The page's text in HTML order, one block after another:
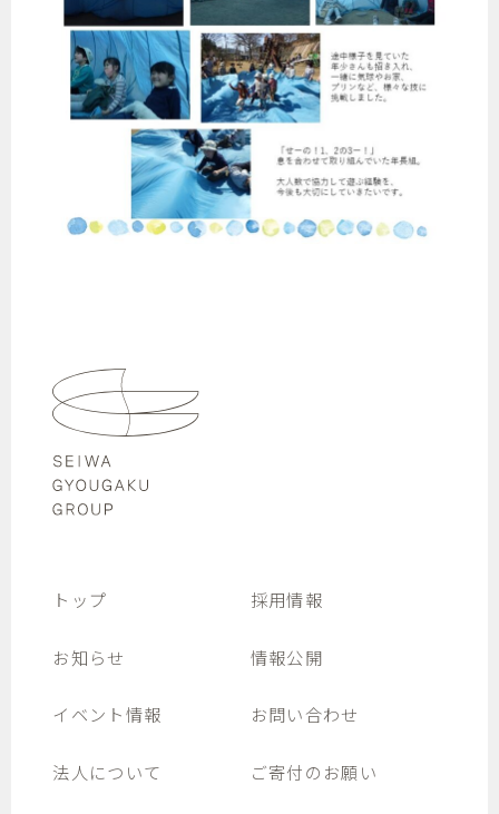
トップ
お知らせ
イベント情報
法人について
採用情報
情報公開
お問い合わせ
ご寄付のお願い